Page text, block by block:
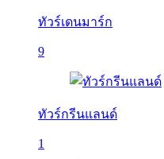
ทัวร์เดนมาร์ก
9
ทัวร์กรีนแลนด์
1